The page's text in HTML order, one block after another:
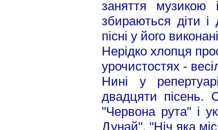
заняття музикою
збираються діти і
пісні у його
Нерідко хлопця
урочистостях -
Нині у
двадцяти пісень.
"Червона рута" і
Дунай", "Ніч яка